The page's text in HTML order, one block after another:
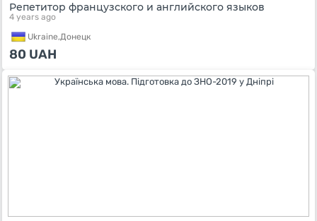
Репетитор французского и английского языков
4 years ago
Ukraine,Донецк
80 UAH